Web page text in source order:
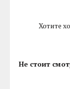
Хотите
Не стоит